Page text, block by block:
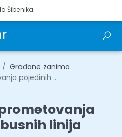
Šibenika
Građane zanima
pojedinih ...
linija